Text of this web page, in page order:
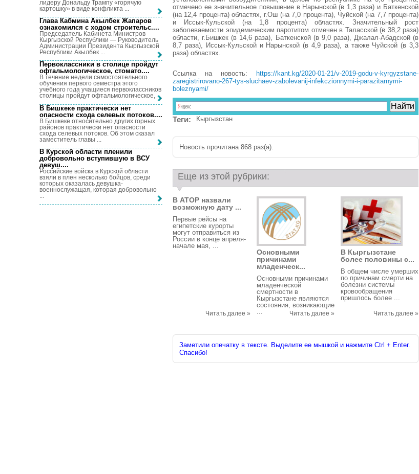
отмечено ее значительное повышение в Нарынской (в 1,3 раза) и Баткенской
(на 12,4 процента) областях, г.Ош (на 7,0 процента), Чуйской (на 7,7 процента)
и Иссык-Кульской (на 1,8 процента) областях. Значительный рост
заболеваемости эпидемическим паротитом отмечен в Таласской (в 38,2 раза)
области, г.Бишкек (в 14,6 раза), Баткенской (в 9,0 раза), Джалал-Абадской (в
8,7 раза), Иссык-Кульской и Нарынской (в 4,9 раза), а также Чуйской (в 3,3
раза) областях.
Ссылка на новость:
https://kant.kg/2020-01-21/v-2019-godu-v-kyrgyzstane-
zaregistrirovano-267-tys-sluchaev-zabolevanij-infekczionnymi-i-parazitarnymi-
boleznyami/
Теги: Кыргызстан
Новость прочитана 868 раз(a).
Еще из этой рубрики:
В АТОР назвали
возможную дату ...
Первые рейсы на
египетские курорты
могут отправиться из
России в конце апреля-
начале мая, ...
Читать далее »
Основными
причинами
младенческ...
Основными причинами
младенческой
смертности в
Кыргызстане являются
состояния, возникающие
...
Читать далее »
В Кыргызстане
более половины с...
В общем числе умерших
по причинам смерти на
болезни системы
кровообращения
пришлось более ...
Читать далее »
Заметили опечатку в тексте. Выделите ее мышкой и нажмите Ctrl + Enter.
Спасибо!
лидеру Дональду Трампу «горячую
картошку» в виде конфликта ...
Глава Кабмина Акылбек Жапаров
ознакомился с ходом строительс....
Председатель Кабинета Министров
Кыргызской Республики — Руководитель
Администрации Президента Кыргызской
Республики Акылбек ...
Первоклассники в столице пройдут
офтальмологическое, стомато....
В течение недели самостоятельного
обучения первого семестра этого
учебного года учащиеся первоклассников
столицы пройдут офтальмологическое, ...
В Бишкеке практически нет
опасности схода селевых потоков....
В Бишкеке относительно других горных
районов практически нет опасности
схода селевых потоков. Об этом сказал
заместитель главы ...
В Курской области пленили
добровольно вступившую в ВСУ
девуш....
Российские войска в Курской области
взяли в плен несколько бойцов, среди
которых оказалась девушка-
военнослужащая, которая добровольно
...